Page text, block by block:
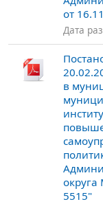
от
Дата
в
округа
5515"